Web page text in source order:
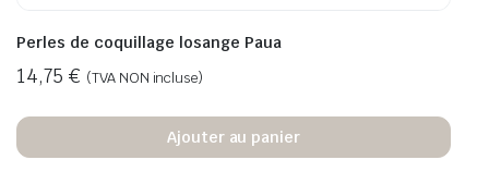
Perles de coquillage losange Paua
14,75 € (TVA NON incluse)
Ajouter au panier